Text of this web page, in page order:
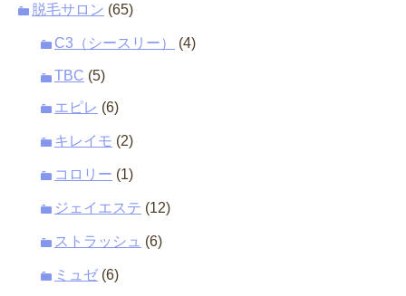
脱毛サロン (65)
C3（シースリー） (4)
TBC (5)
エピレ (6)
キレイモ (2)
コロリー (1)
ジェイエステ (12)
ストラッシュ (6)
ミュゼ (6)